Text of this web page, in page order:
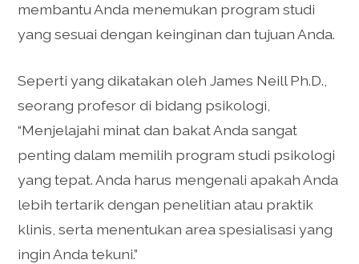
membantu Anda menemukan program studi
yang sesuai dengan keinginan dan tujuan Anda.
Seperti yang dikatakan oleh James Neill Ph.D.,
seorang profesor di bidang psikologi,
“Menjelajahi minat dan bakat Anda sangat
penting dalam memilih program studi psikologi
yang tepat. Anda harus mengenali apakah Anda
lebih tertarik dengan penelitian atau praktik
klinis, serta menentukan area spesialisasi yang
ingin Anda tekuni.”